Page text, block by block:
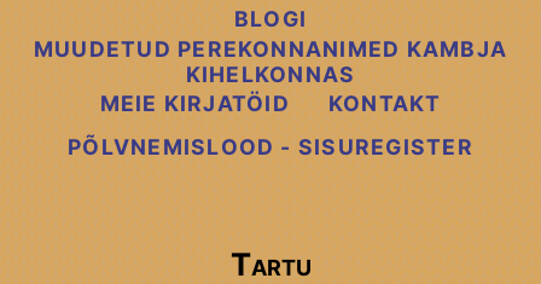
BLOGI
MUUDETUD PEREKONNANIMED KAMBJA
KIHELKONNAS
MEIE KIRJATÖID
KONTAKT
PÕLVNEMISLOOD - SISUREGISTER
Tartu